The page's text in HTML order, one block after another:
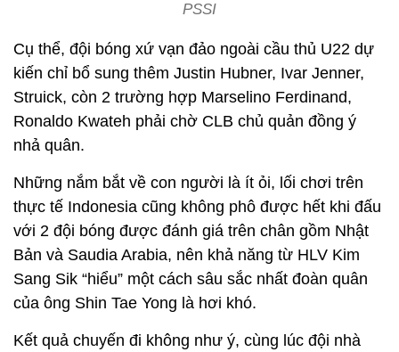
PSSI
Cụ thể, đội bóng xứ vạn đảo ngoài cầu thủ U22 dự
kiến chỉ bổ sung thêm Justin Hubner, Ivar Jenner,
Struick, còn 2 trường hợp Marselino Ferdinand,
Ronaldo Kwateh phải chờ CLB chủ quản đồng ý
nhả quân.
Những nắm bắt về con người là ít ỏi, lối chơi trên
thực tế Indonesia cũng không phô được hết khi đấu
với 2 đội bóng được đánh giá trên chân gồm Nhật
Bản và Saudia Arabia, nên khả năng từ HLV Kim
Sang Sik “hiểu” một cách sâu sắc nhất đoàn quân
của ông Shin Tae Yong là hơi khó.
Kết quả chuyến đi không như ý, cùng lúc đội nhà